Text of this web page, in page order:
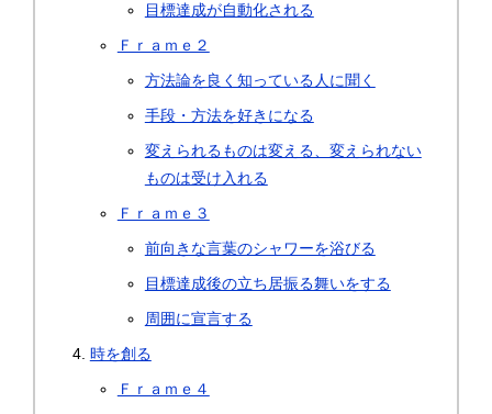
目標達成が自動化される
Ｆｒａｍｅ２
方法論を良く知っている人に聞く
手段・方法を好きになる
変えられるものは変える、変えられない
ものは受け入れる
Ｆｒａｍｅ３
前向きな言葉のシャワーを浴びる
目標達成後の立ち居振る舞いをする
周囲に宣言する
時を創る
Ｆｒａｍｅ４